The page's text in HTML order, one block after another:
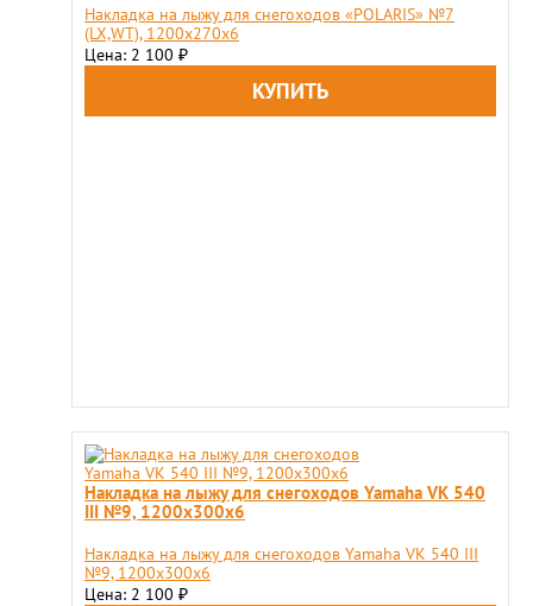
Накладка на лыжу для снегоходов «POLARIS» №7
(LX,WT), 1200x270x6
Цена: 2 100 ₽
Накладка на лыжу для снегоходов Yamaha VK 540
III №9, 1200x300x6
Накладка на лыжу для снегоходов Yamaha VK 540 III
№9, 1200x300x6
Цена: 2 100 ₽